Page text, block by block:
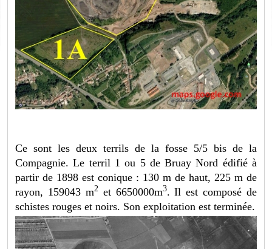
Ce sont les deux terrils de la fosse 5/5 bis de la
Compagnie. Le terril 1 ou 5 de Bruay Nord édifié à
partir de 1898 est conique : 130 m de haut, 225 m de
rayon, 159043 m2et 6650000m3. Il est composé de
schistes rouges et noirs. Son exploitation est terminée.